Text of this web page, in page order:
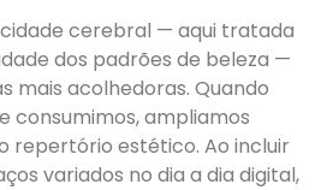
cerebral — aqui tratada
dos padrões de beleza —
mais acolhedoras. Quando
consumimos, ampliamos
repertório estético. Ao incluir
variados no dia a dia digital,